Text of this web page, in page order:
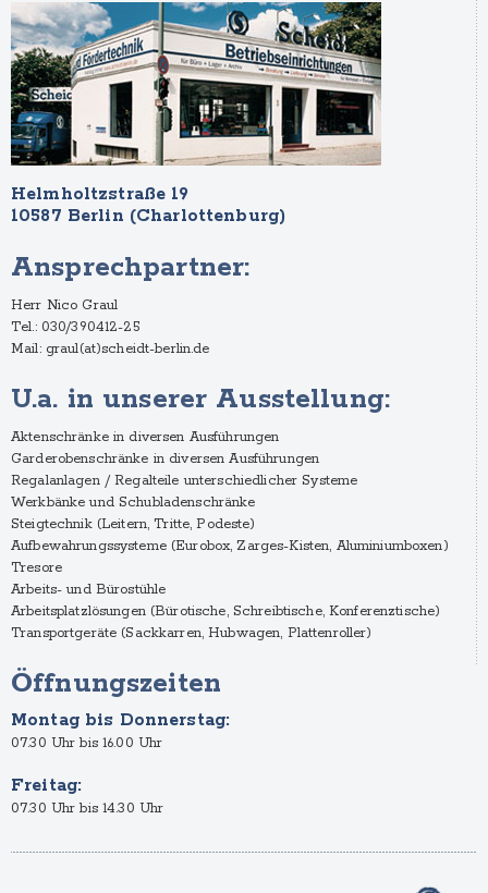
Helmholtzstraße 19
10587 Berlin (Charlottenburg)
Ansprechpartner:
Herr Nico Graul
Tel.: 030/390412-25
Mail: graul(at)scheidt-berlin.de
U.a. in unserer Ausstellung:
Aktenschränke in diversen Ausführungen
Garderobenschränke in diversen Ausführungen
Regalanlagen / Regalteile unterschiedlicher Systeme
Werkbänke und Schubladenschränke
Steigtechnik (Leitern, Tritte, Podeste)
Aufbewahrungssysteme (Eurobox, Zarges-Kisten, Aluminiumboxen)
Tresore
Arbeits- und Bürostühle
Arbeitsplatzlösungen (Bürotische, Schreibtische, Konferenztische)
Transportgeräte (Sackkarren, Hubwagen, Plattenroller)
Öffnungszeiten
Montag bis Donnerstag:
07.30 Uhr bis 16.00 Uhr
Freitag:
07.30 Uhr bis 14.30 Uhr